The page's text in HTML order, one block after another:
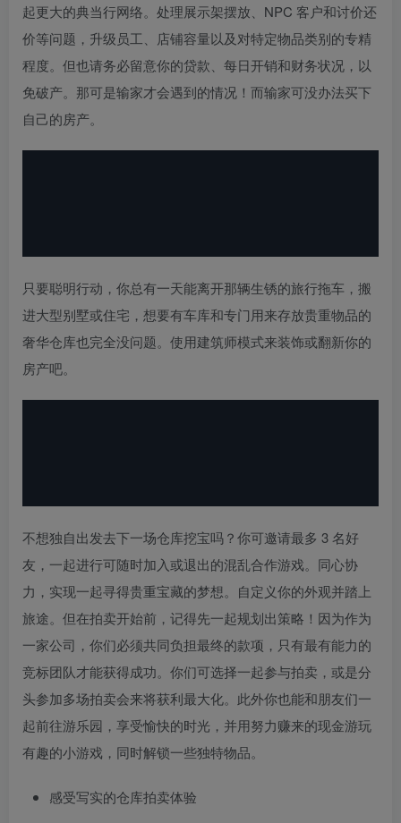
起更大的典当行网络。处理展示架摆放、NPC 客户和讨价还
价等问题，升级员工、店铺容量以及对特定物品类别的专精
程度。但也请务必留意你的贷款、每日开销和财务状况，以
免破产。那可是输家才会遇到的情况！而输家可没办法买下
自己的房产。
只要聪明行动，你总有一天能离开那辆生锈的旅行拖车，搬
进大型别墅或住宅，想要有车库和专门用来存放贵重物品的
奢华仓库也完全没问题。使用建筑师模式来装饰或翻新你的
房产吧。
不想独自出发去下一场仓库挖宝吗？你可邀请最多 3 名好
友，一起进行可随时加入或退出的混乱合作游戏。同心协
力，实现一起寻得贵重宝藏的梦想。自定义你的外观并踏上
旅途。但在拍卖开始前，记得先一起规划出策略！因为作为
一家公司，你们必须共同负担最终的款项，只有最有能力的
竞标团队才能获得成功。你们可选择一起参与拍卖，或是分
头参加多场拍卖会来将获利最大化。此外你也能和朋友们一
起前往游乐园，享受愉快的时光，并用努力赚来的现金游玩
有趣的小游戏，同时解锁一些独特物品。
感受写实的仓库拍卖体验